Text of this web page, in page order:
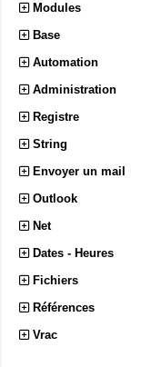
Modules
Base
Automation
Administration
Registre
String
Envoyer un mail
Outlook
Net
Dates - Heures
Fichiers
Références
Vrac